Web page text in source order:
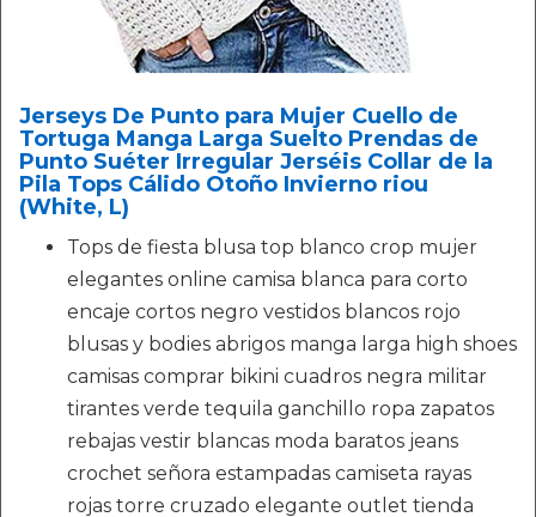
Jerseys De Punto para Mujer Cuello de
Tortuga Manga Larga Suelto Prendas de
Punto Suéter Irregular Jerséis Collar de la
Pila Tops Cálido Otoño Invierno riou
(White, L)
Tops de fiesta blusa top blanco crop mujer
elegantes online camisa blanca para corto
encaje cortos negro vestidos blancos rojo
blusas y bodies abrigos manga larga high shoes
camisas comprar bikini cuadros negra militar
tirantes verde tequila ganchillo ropa zapatos
rebajas vestir blancas moda baratos jeans
crochet señora estampadas camiseta rayas
rojas torre cruzado elegante outlet tienda